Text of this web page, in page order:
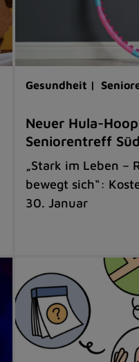
Gesundheit |
Neuer Hula-
Seniorentreff Süd
„Stark im Leben –
bewegt sich“:
30. Januar